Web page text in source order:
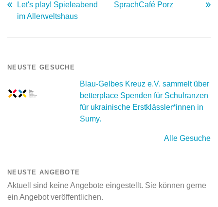
Let's play! Spieleabend
im Allerweltshaus
SprachCafé Porz
NEUSTE GESUCHE
Blau-Gelbes Kreuz e.V. sammelt über
betterplace Spenden für Schulranzen
für ukrainische Erstklässler*innen in
Sumy.
Alle Gesuche
NEUSTE ANGEBOTE
Aktuell sind keine Angebote eingestellt. Sie können gerne
ein Angebot veröffentlichen.